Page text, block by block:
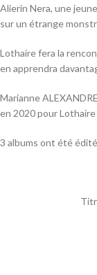
Alierin Nera, une
sur un étrange
Lothaire fera la
en apprendra
Marianne
en 2020 pour Lothaire
3 albums ont été